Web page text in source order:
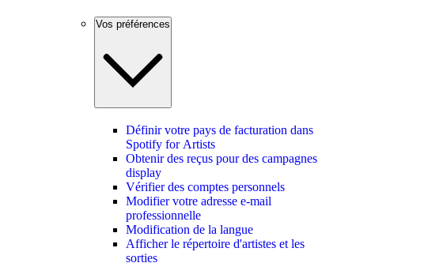
Vos préférences
Définir votre pays de facturation dans
Spotify for Artists
Obtenir des reçus pour des campagnes
display
Vérifier des comptes personnels
Modifier votre adresse e-mail
professionnelle
Modification de la langue
Afficher le répertoire d'artistes et les
sorties